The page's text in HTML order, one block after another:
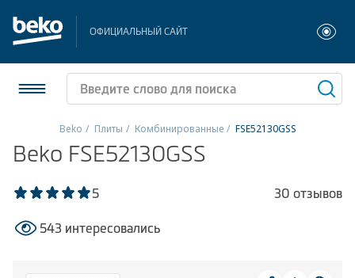
ОФИЦИАЛЬНЫЙ САЙТ
Холодильники и морозильники
Стиральные и сушильные машины
Посудомоечные машины
Beko Плиты Комбинированные FSE52130GSS
Beko FSE52130GSS
5 30 отзывов
543 интересовались